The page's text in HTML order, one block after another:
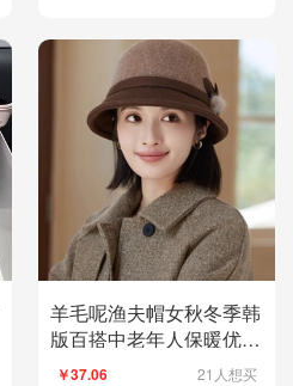
羊毛呢渔夫帽女秋冬季韩
版百搭中老年人保暖优雅
英伦复古盆帽礼帽
￥37.06 21人想买